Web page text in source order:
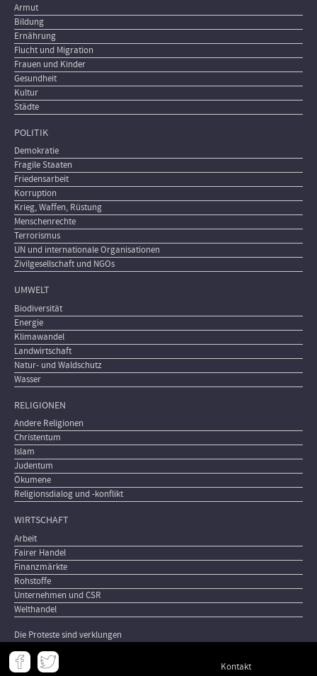
Armut
Bildung
Ernährung
Flucht und Migration
Frauen und Kinder
Gesundheit
Kultur
Städte
POLITIK
Demokratie
Fragile Staaten
Friedensarbeit
Korruption
Krieg, Waffen, Rüstung
Menschenrechte
Terrorismus
UN und internationale Organisationen
Zivilgesellschaft und NGOs
UMWELT
Biodiversität
Energie
Klimawandel
Landwirtschaft
Natur- und Waldschutz
Wasser
RELIGIONEN
Andere Religionen
Christentum
Islam
Judentum
Ökumene
Religionsdialog und -konflikt
WIRTSCHAFT
Arbeit
Fairer Handel
Finanzmärkte
Rohstoffe
Unternehmen und CSR
Welthandel
Die Proteste sind verklungen
Meta Kontakt